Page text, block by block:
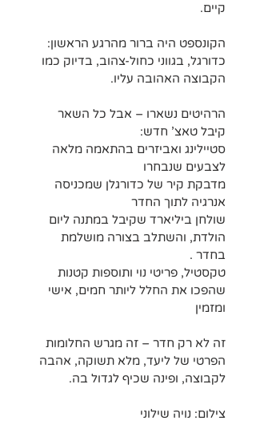
קיים.
הקונספט היה ברור מהרגע הראשון:
כדורגל, בגווני כחול-צהוב, בדיוק כמו
הקבוצה האהובה עליו.
הרהיטים נשארו – אבל כל השאר
קיבל טאצ’ חדש:
סטיילינג ואביזרים בהתאמה מלאה
לצבעים שנבחרו
מדבקת קיר של כדורגלן שמכניסה
אנרגיה לתוך החדר
שולחן ביליארד שקיבל במתנה ליום
הולדת, והשתלב בצורה מושלמת
בחדר .
טקסטיל, פריטי נוי ותוספות קטנות
שהפכו את החלל ליותר חמים, אישי
ומזמין
זה לא רק חדר – זה מגרש החלומות
הפרטי של ליעד, מלא תשוקה, אהבה
לקבוצה, ופינה שכיף לגדול בה.
צילום: נויה שילוני